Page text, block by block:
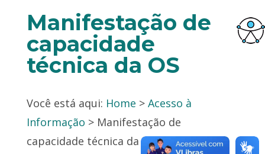
Manifestação de
capacidade
técnica da OS
Você está aqui: Home > Acesso à
Informação > Manifestação de
capacidade técnica da OS